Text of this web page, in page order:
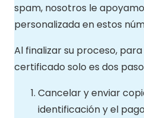
spam, nosotros le
personalizada en estos
Al finalizar su proceso,
certificado solo es dos
Cancelar y enviar
identificación y el